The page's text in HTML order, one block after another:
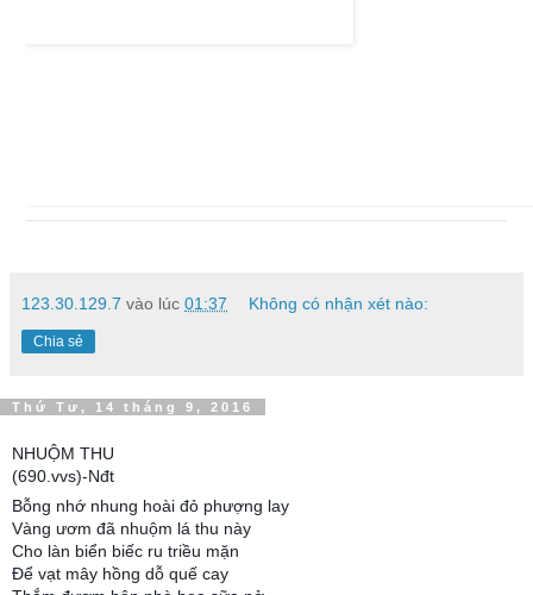
123.30.129.7 vào lúc 01:37 Không có nhận xét nào:
Chia sẻ
Thứ Tư, 14 tháng 9, 2016
NHUỘM THU
(690.vvs)-Nđt
Bỗng nhớ nhung hoài đỏ phượng lay
Vàng ươm đã nhuộm lá thu này
Cho làn biển biếc ru triều mặn
Để vạt mây hồng dỗ quế cay